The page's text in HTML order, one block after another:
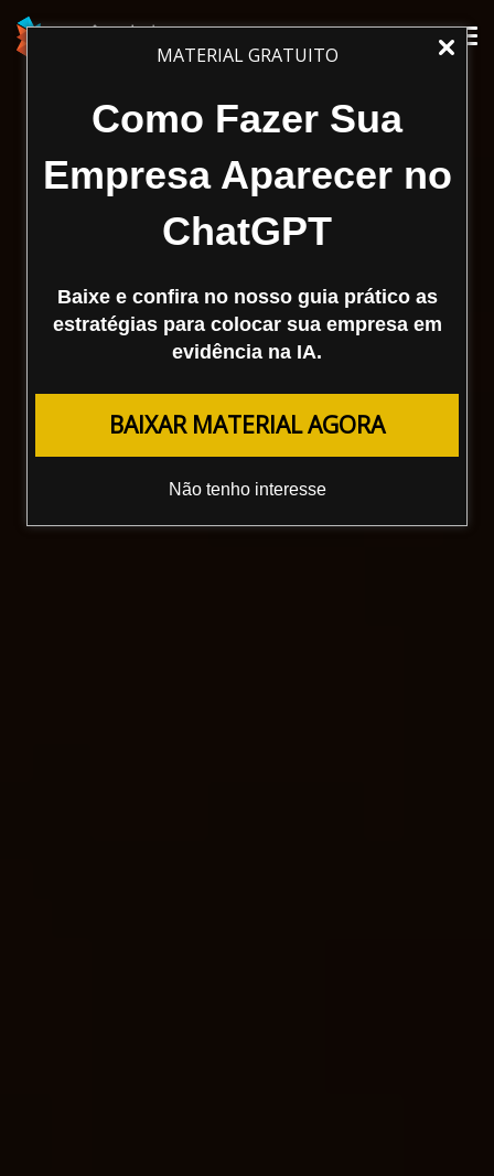
MATERIAL GRATUITO
Como Fazer Sua
Empresa Aparecer no
ChatGPT
Baixe e confira no nosso guia prático as
estratégias para colocar sua empresa em
evidência na IA.
BAIXAR MATERIAL AGORA
Não tenho interesse